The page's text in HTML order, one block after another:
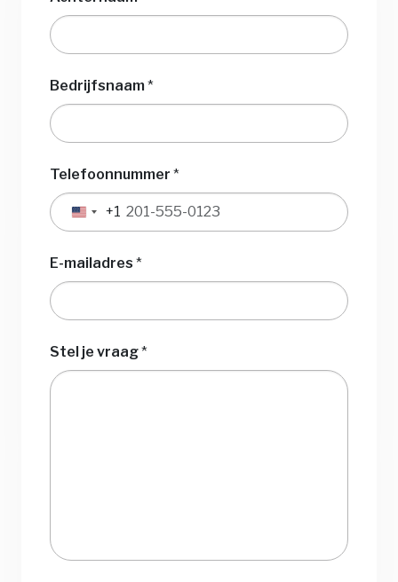
Bedrijfsnaam*
Telefoonnummer *
Verenigde
+1
+1
E-mailadres *
Stel je vraag*